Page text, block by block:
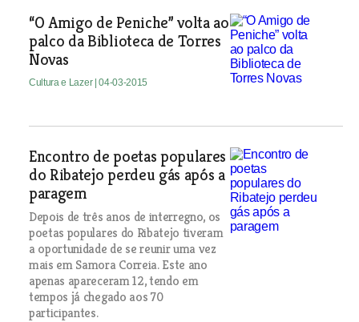
“O Amigo de Peniche” volta ao
palco da Biblioteca de Torres
Novas
Cultura e Lazer | 04-03-2015
Encontro de poetas populares
do Ribatejo perdeu gás após a
paragem
Depois de três anos de interregno, os
poetas populares do Ribatejo tiveram
a oportunidade de se reunir uma vez
mais em Samora Correia. Este ano
apenas apareceram 12, tendo em
tempos já chegado aos 70
participantes.